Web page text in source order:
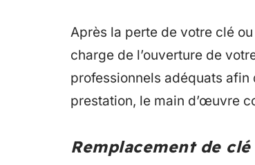
Après la perte de votre clé
charge de l’ouverture de
professionnels adéquats afin
prestation, le main d’œuvre
Remplacement de clé